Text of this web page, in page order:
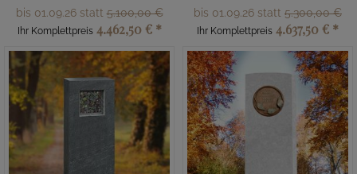
bis 01.09.26 statt5.100,00 €
Ihr Komplettpreis 4.462,50 € *
bis 01.09.26 statt 5.300,00 €
Ihr Komplettpreis 4.637,50 € *